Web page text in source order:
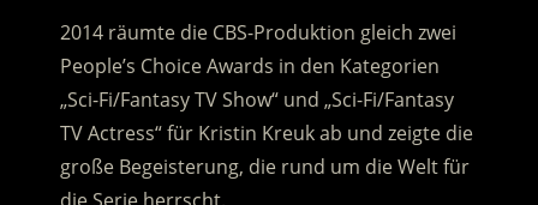
2014 räumte die CBS-Produktion gleich zwei
People’s Choice Awards in den Kategorien
„Sci-Fi/Fantasy TV Show“ und „Sci-Fi/Fantasy
TV Actress“ für Kristin Kreuk ab und zeigte die
große Begeisterung, die rund um die Welt für